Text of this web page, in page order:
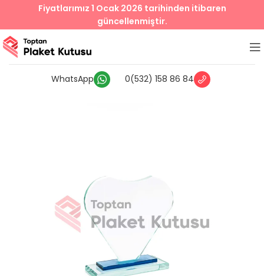
WhatsApp 0(532) 158 86 84
Fiyatlarımız 1 Ocak 2026 tarihinden itibaren
güncellenmiştir.